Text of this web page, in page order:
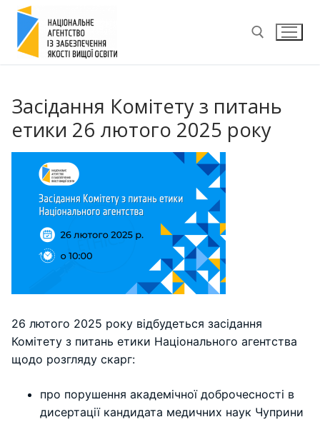
Перейти
вмісту
Засідання Комітету з питань
етики 26 лютого 2025 року
26 лютого 2025 року відбудеться засідання
Комітету з питань етики Національного агентства
щодо розгляду скарг:
про порушення академічної доброчесності в
дисертації кандидата медичних наук Чуприни